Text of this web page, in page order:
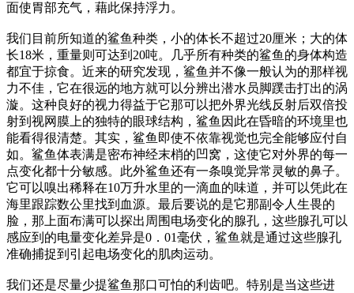
面使胃部充气，藉此保持浮力。
我们目前所知道的鲨鱼种类，小的体长不超过20厘米；大的体
长18米，重量则可达到20吨。几乎所有种类的鲨鱼的身体构造
都宜于掠食。近来的研究发现，鲨鱼并不像一般认为的那样视
力不佳，它在很远的地方就可以分辨出潜水员脚蹼击打出的涡
漩。这种良好的视力得益于它那可以把外界光线反射后双倍投
射到视网膜上的独特的眼球结构，鲨鱼因此在昏暗的环境里也
能看得很清楚。其实，鲨鱼即使不依靠视觉也完全能够应付自
如。鲨鱼体表满是密布神经末梢的凹窝，这使它对外界的每一
点变化都十分敏感。此外鲨鱼还有一条嗅觉异常灵敏的鼻子。
它可以嗅出稀释在10万升水里的一滴血的味道，并可以凭此在
海里跟踪数公里找到血源。最后要说的是它那副令人生畏的
脸，那上面布满可以探出周围电场变化的腺孔，这些腺孔可以
感应到的电量变化差异是0．01毫伏，鲨鱼就是通过这些腺孔
准确捕捉到引起电场变化的肌肉运动。
我们还是尽量少提鲨鱼那口可怕的利齿吧。特别是当这些进